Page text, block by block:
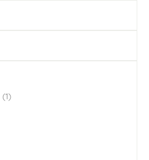
1
item